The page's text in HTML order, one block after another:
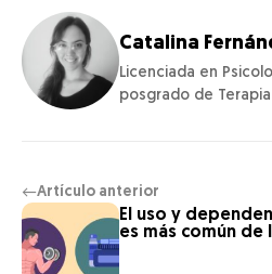
Catalina
Licenciada en
posgrado de
←Artículo anterior
El uso y
es más común de